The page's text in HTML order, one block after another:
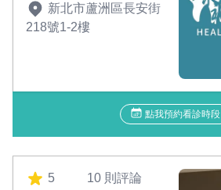
新北市蘆洲區長安街
218號1-2樓
點我預約看診時段
5 10 則評論